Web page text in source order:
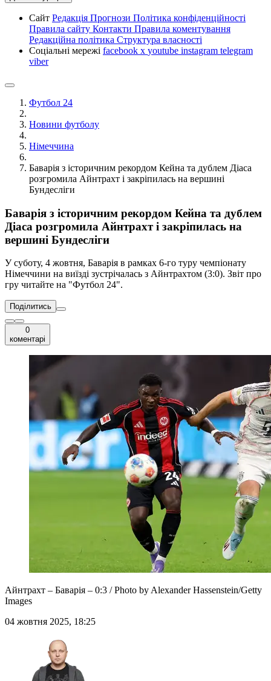
Сайт Редакція Прогнози Політика конфіденційності
Правила сайту Контакти Правила коментування
Редакційна політика Структура власності
Соціальні мережі facebook x youtube instagram telegram
viber
Футбол 24
Новини футболу
Німеччина
Баварія з історичним рекордом Кейна та дублем Діаса
розгромила Айнтрахт і закріпилась на вершині
Бундесліги
Баварія з історичним рекордом Кейна та дублем
Діаса розгромила Айнтрахт і закріпилась на
вершині Бундесліги
У суботу, 4 жовтня, Баварія в рамках 6-го туру чемпіонату
Німеччини на виїзді зустрічалась з Айнтрахтом (3:0). Звіт про
гру читайте на "Футбол 24".
Поділитись
0
коментарі
Айнтрахт – Баварія – 0:3 / Photo by Alexander Hassenstein/Getty
Images
04 жовтня 2025, 18:25